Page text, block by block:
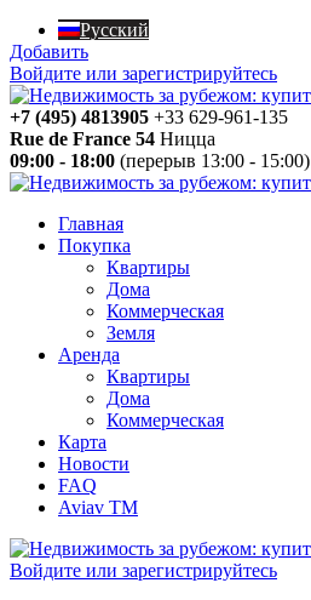
Русский
Добавить
Войдите или зарегистрируйтесь
+7 (495) 4813905 +33 629-961-135
Rue de France 54 Ницца
09:00 - 18:00 (перерыв 13:00 - 15:00)
Главная
Покупка
Квартиры
Дома
Коммерческая
Земля
Аренда
Квартиры
Дома
Коммерческая
Карта
Новости
FAQ
Aviav TM
Войдите или зарегистрируйтесь